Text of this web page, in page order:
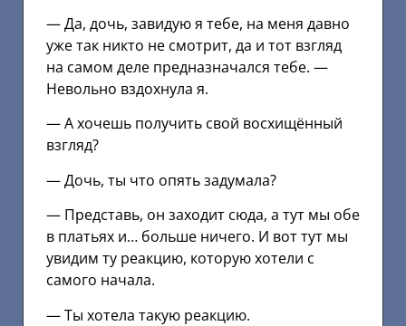
— Да, дочь, завидую я тебе, на меня давно
уже так никто не смотрит, да и тот взгляд
на самом деле предназначался тебе. —
Невольно вздохнула я.
— А хочешь получить свой восхищённый
взгляд?
— Дочь, ты что опять задумала?
— Представь, он заходит сюда, а тут мы обе
в платьях и… больше ничего. И вот тут мы
увидим ту реакцию, которую хотели с
самого начала.
— Ты хотела такую реакцию.